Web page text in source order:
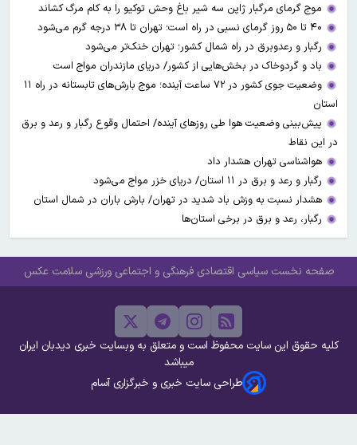
موج گرمای مرگبار ژاپن سه شیر باغ وحش توکیو را به کام مرگ کشاند
۴۰ تا ۵۰ روز گرمای نسبی در راه است؛ تهران تا ۳۸ درجه گرم می‌شود
رگبار و رعدوبرق در راه شمال کشور؛ تهران خنک‌تر می‌شود
باد و گردوخاک در بخش‌هایی از کشور/ دریای مازندران مواج است
وضعیت جوی کشور در ۷۲ ساعت آینده؛ موج بارش‌های تابستانه در راه ۱۱
استان
پیش‌بینی وضعیت هوا طی روزهای آینده/ احتمال وقوع رگبار و رعد و برق
در این نقاط
هواشناسی تهران هشدار داد
رگبار و رعد و برق در ۱۱ استان‌/ دریای خزر مواج می‌شود
هشدار نسبت به وزش باد شدید در تهران/ بارش باران در شمال استان
رگبار، رعد و برق در برخی استان‌ها
صفحه نخست سیاسی اقتصادی فرهنگی و اجتماعی ورزشی سلامت عکس
کلیه حقوق این سایت محفوظ است و متعلق به وبسایت خبری دیدبان ایران
میباشد
طراحی سایت خبری و خبرگزاری آسام